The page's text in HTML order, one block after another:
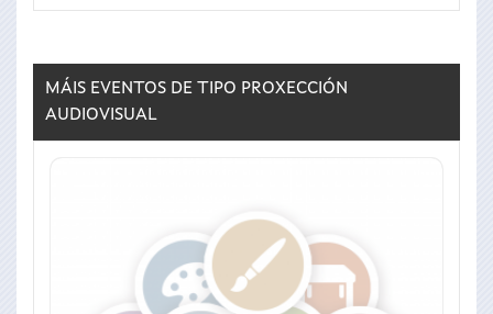
MÁIS EVENTOS DE TIPO PROXECCIÓN
AUDIOVISUAL